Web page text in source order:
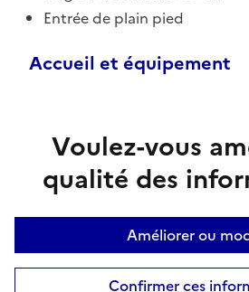
Entrée de plain pied
Accueil et équipement
Voulez-vous
qualité des
Améliorer ou
Confirmer ces